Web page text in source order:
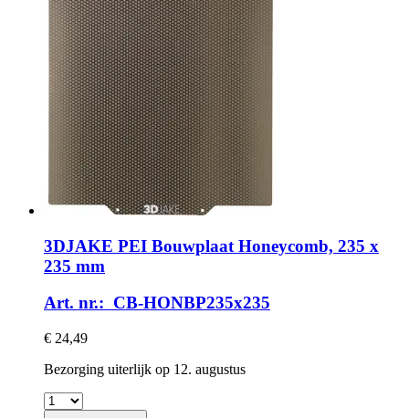
3DJAKE PEI Bouwplaat Honeycomb, 235 x
235 mm
Art. nr.: CB-HONBP235x235
€ 24,49
Bezorging uiterlijk op 12. augustus